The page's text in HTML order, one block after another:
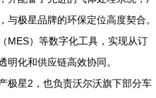
与极星品牌的环保定位高度契合。
MES）等数字化工具，实现从订
明化和供应链高效协同。
极星2，也负责沃尔沃旗下部分车